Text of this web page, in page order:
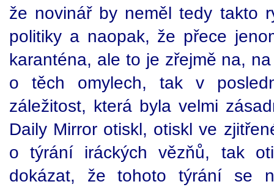
že novinář by neměl tedy takto
politiky a naopak, že přece
karanténa, ale to je zřejmě na,
o těch omylech, tak v
záležitost, která byla velmi
Daily Mirror otiskl, otiskl ve
o týrání iráckých vězňů, tak
dokázat, že tohoto týrání se